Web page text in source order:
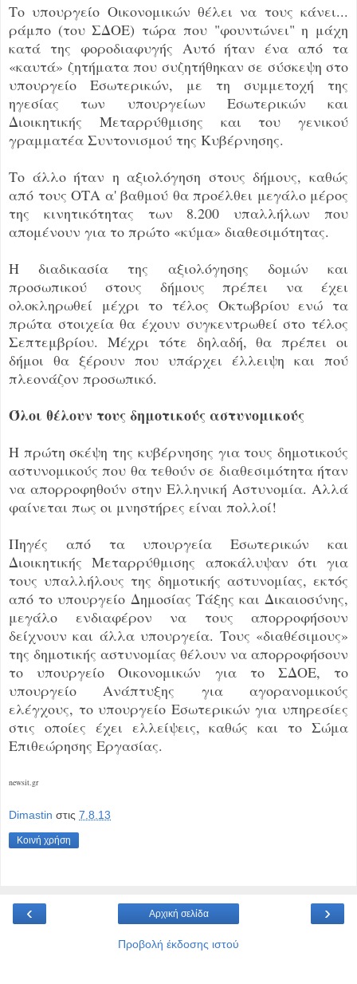
Το υπουργείο Οικονομικών θέλει να τους κάνει...
ράμπο (του ΣΔΟΕ) τώρα που "φουντώνει" η μάχη
κατά της φοροδιαφυγής Αυτό ήταν ένα από τα
«καυτά» ζητήματα που συζητήθηκαν σε σύσκεψη στο
υπουργείο Εσωτερικών, με τη συμμετοχή της
ηγεσίας των υπουργείων Εσωτερικών και
Διοικητικής Μεταρρύθμισης και του γενικού
γραμματέα Συντονισμού της Κυβέρνησης.
Το άλλο ήταν η αξιολόγηση στους δήμους, καθώς
από τους ΟΤΑ α' βαθμού θα προέλθει μεγάλο μέρος
της κινητικότητας των 8.200 υπαλλήλων που
απομένουν για το πρώτο «κύμα» διαθεσιμότητας.
Η διαδικασία της αξιολόγησης δομών και
προσωπικού στους δήμους πρέπει να έχει
ολοκληρωθεί μέχρι το τέλος Οκτωβρίου ενώ τα
πρώτα στοιχεία θα έχουν συγκεντρωθεί στο τέλος
Σεπτεμβρίου. Μέχρι τότε δηλαδή, θα πρέπει οι
δήμοι θα ξέρουν που υπάρχει έλλειψη και πού
πλεονάζον προσωπικό.
Όλοι θέλουν τους δημοτικούς αστυνομικούς
Η πρώτη σκέψη της κυβέρνησης για τους δημοτικούς
αστυνομικούς που θα τεθούν σε διαθεσιμότητα ήταν
να απορροφηθούν στην Ελληνική Αστυνομία. Αλλά
φαίνεται πως οι μνηστήρες είναι πολλοί!
Πηγές από τα υπουργεία Εσωτερικών και
Διοικητικής Μεταρρύθμισης αποκάλυψαν ότι για
τους υπαλλήλους της δημοτικής αστυνομίας, εκτός
από το υπουργείο Δημοσίας Τάξης και Δικαιοσύνης,
μεγάλο ενδιαφέρον να τους απορροφήσουν
δείχνουν και άλλα υπουργεία. Τους «διαθέσιμους»
της δημοτικής αστυνομίας θέλουν να απορροφήσουν
το υπουργείο Οικονομικών για το ΣΔΟΕ, το
υπουργείο Ανάπτυξης για αγορανομικούς
ελέγχους, το υπουργείο Εσωτερικών για υπηρεσίες
στις οποίες έχει ελλείψεις, καθώς και το Σώμα
Επιθεώρησης Εργασίας.
newsit.gr
Dimastin στις 7.8.13
Κοινή χρήση
‹ ›
Αρχική σελίδα
Προβολή έκδοσης ιστού